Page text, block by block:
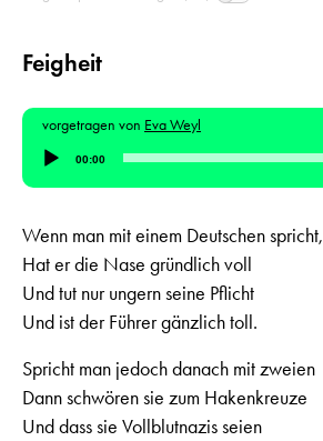
Feigheit
vorgetragen von Eva Weyl
Audio-
Player
00:00
Wenn man mit einem Deutschen spricht,
Hat er die Nase gründlich voll
Und tut nur ungern seine Pflicht
Und ist der Führer gänzlich toll.
Spricht man jedoch danach mit zweien
Dann schwören sie zum Hakenkreuze
Und dass sie Vollblutnazis seien